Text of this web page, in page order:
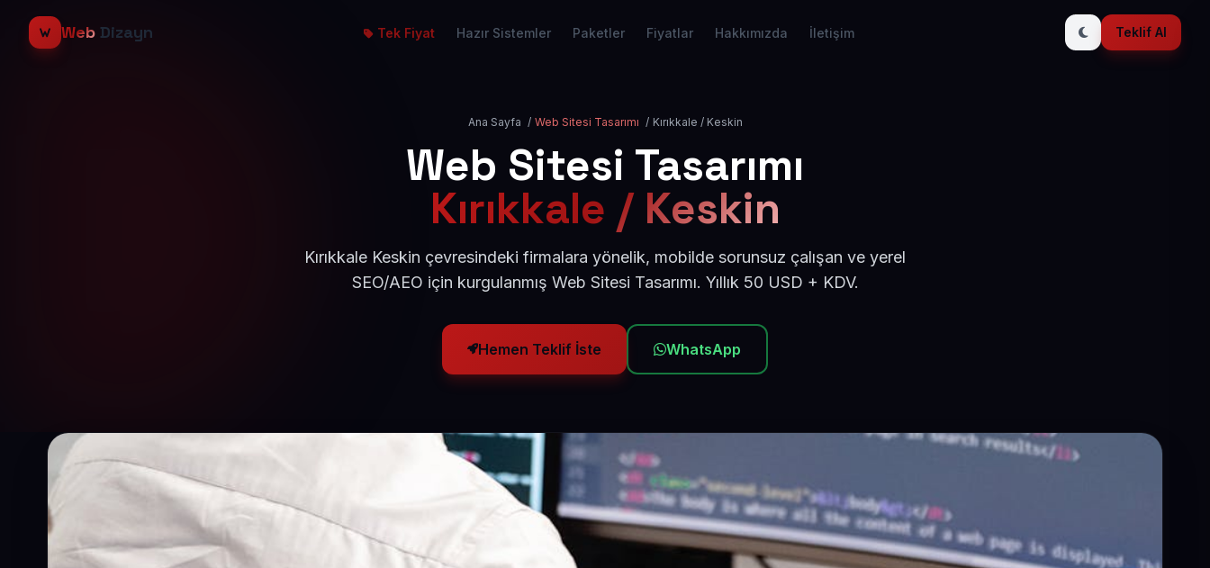
Web Dizayn Tek Fiyat Hazır Sistemler Paketler Fiyatlar Hakkımızda İletişim Teklif Al
Ana Sayfa / Web Sitesi Tasarımı / Kırıkkale / Keskin
Web Sitesi Tasarımı
Kırıkkale / Keskin
Kırıkkale Keskin çevresindeki firmalara yönelik, mobilde sorunsuz çalışan ve yerel
SEO/AEO için kurgulanmış Web Sitesi Tasarımı. Yıllık 50 USD + KDV.
Hemen Teklif İste WhatsApp